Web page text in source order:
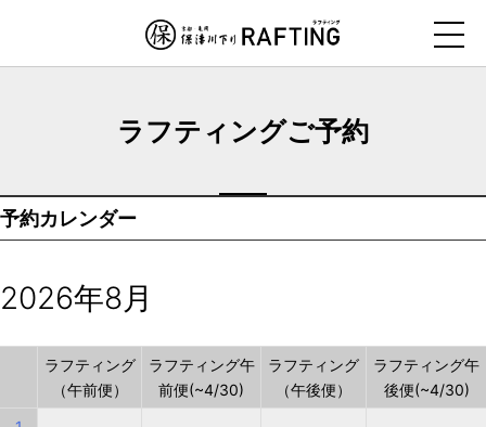
ビ
ゲ
シ
ン
す
ラフティングご予約
予約カレンダー
2026年8月
ラフティング
（午前便）
ラフティング午
前便(~4/30)
ラフティング
（午後便）
ラフティング午
後便(~4/30)